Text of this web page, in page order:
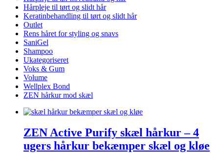
Hårpleje til tørt og slidt hår
Keratinbehandling til tørt og slidt hår
Outlet
Rens håret for styling og snavs
SaniGel
Shampoo
Ukategoriseret
Voks & Gum
Volume
Wellplex Bond
ZEN hårkur mod skæl
ZEN Active Purify skæl hårkur – 4
ugers hårkur bekæmper skæl og kløe